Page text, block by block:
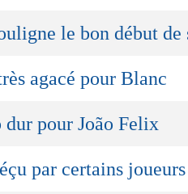
le bon début de
agacé pour Blanc
dur pour João Felix
par certains joueurs